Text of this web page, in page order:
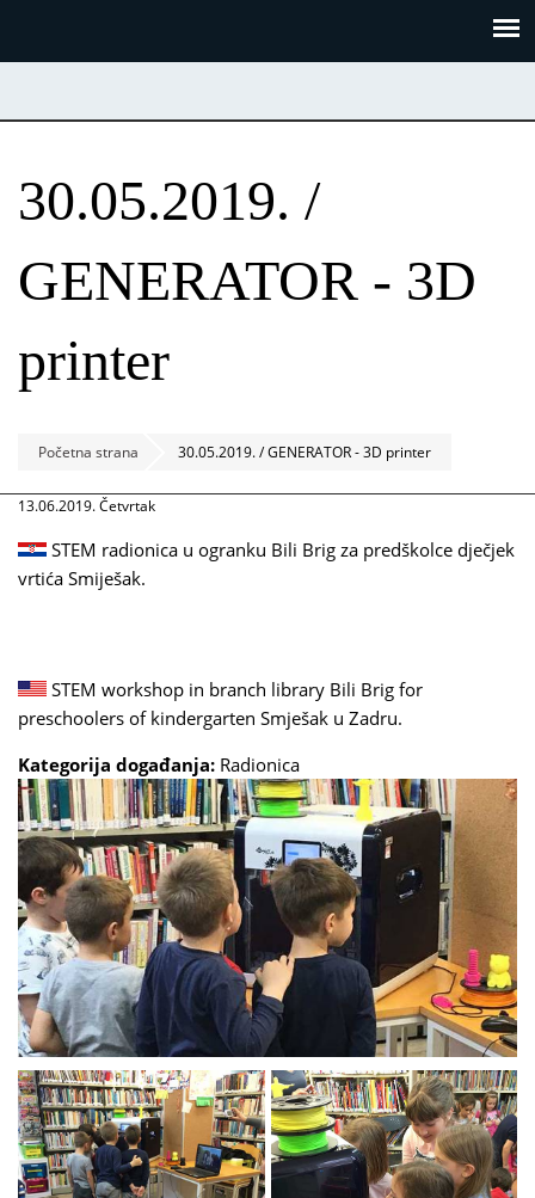
30.05.2019. /
GENERATOR - 3D
printer
Početna strana 30.05.2019. / GENERATOR - 3D printer
13.06.2019. Četvrtak
STEM radionica u ogranku Bili Brig za predškolce dječjek
vrtića Smiješak.
STEM workshop in branch library Bili Brig for
preschoolers of kindergarten Smješak u Zadru.
Kategorija događanja: Radionica